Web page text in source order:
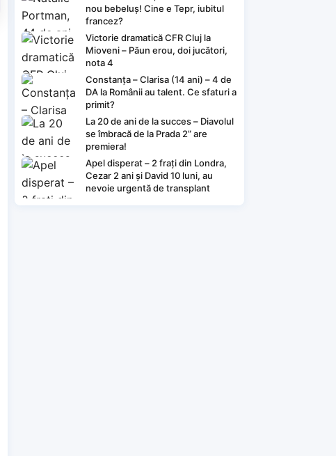
nou bebeluș! Cine e Tepr, iubitul
francez?
Victorie dramatică CFR Cluj la
Mioveni – Păun erou, doi jucători,
nota 4
Constanța – Clarisa (14 ani) – 4 de
DA la Românii au talent. Ce sfaturi a
primit?
La 20 de ani de la succes – Diavolul
se îmbracă de la Prada 2” are
premiera!
Apel disperat – 2 frați din Londra,
Cezar 2 ani și David 10 luni, au
nevoie urgentă de transplant